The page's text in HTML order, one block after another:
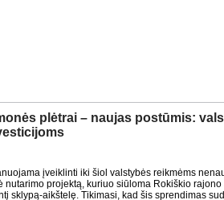
plėtrai – naujas postūmis:
įveiklinti iki šiol valstybės reikmėms
nutarimo projektą, kuriuo siūloma Rokiškio
sklypą-aikštelę. Tikimasi, kad šis sprendimas